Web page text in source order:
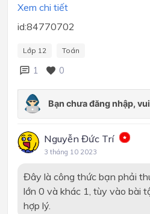
Xem chi tiết
id:84770702
Lớp 12 Toán
1 0
Nguyễn Đức Trí
3 tháng 10 2023
Đây là công thức bạn phải
lớn 0 và khác 1, tùy vào bài
hợp lý.